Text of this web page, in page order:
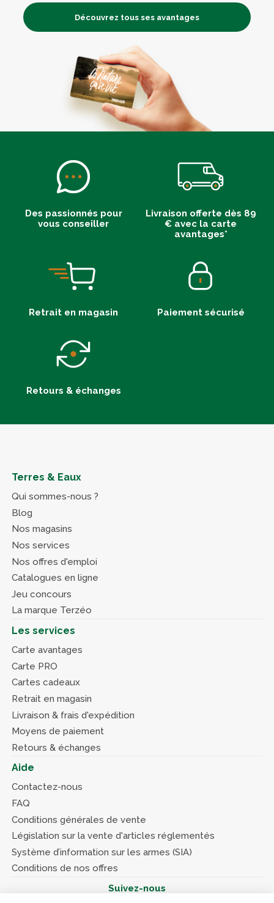
Découvrez tous ses avantages
Des passionnés pour
vous conseiller
Livraison offerte dès 89
€ avec la carte
avantages*
Retrait en magasin Paiement sécurisé
Retours & échanges
Terres & Eaux
Qui sommes-nous ?
Blog
Nos magasins
Nos services
Nos offres d'emploi
Catalogues en ligne
Jeu concours
La marque Terzéo
Les services
Carte avantages
Carte PRO
Cartes cadeaux
Retrait en magasin
Livraison & frais d'expédition
Moyens de paiement
Retours & échanges
Aide
Contactez-nous
FAQ
Conditions générales de vente
Législation sur la vente d'articles réglementés
Système d’information sur les armes (SIA)
Conditions de nos offres
Suivez-nous